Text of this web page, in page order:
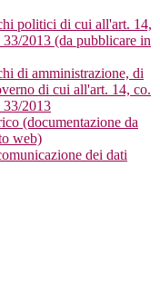
politici di cui all'art. 14,
2013 (da pubblicare in
di amministrazione, di
di cui all'art. 14, co.
33/2013
(documentazione da
web)
dei dati